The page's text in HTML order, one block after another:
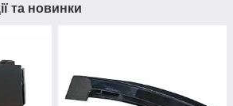
та новинки